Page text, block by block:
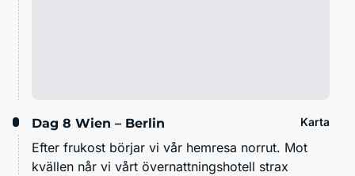
Dag 8 Wien – Berlin Karta
Efter frukost börjar vi vår hemresa norrut. Mot
kvällen når vi vårt övernattningshotell strax